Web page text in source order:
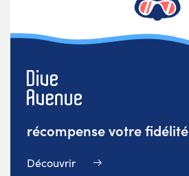
récompense votre fidélité
Découvrir